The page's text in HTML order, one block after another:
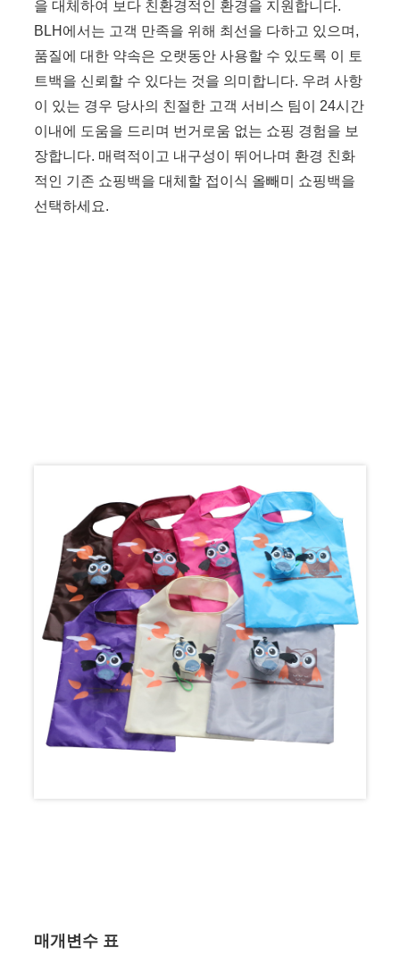
을 대체하여 보다 친환경적인 환경을 지원합니다.
BLH에서는 고객 만족을 위해 최선을 다하고 있으며,
품질에 대한 약속은 오랫동안 사용할 수 있도록 이 토
트백을 신뢰할 수 있다는 것을 의미합니다. 우려 사항
이 있는 경우 당사의 친절한 고객 서비스 팀이 24시간
이내에 도움을 드리며 번거로움 없는 쇼핑 경험을 보
장합니다. 매력적이고 내구성이 뛰어나며 환경 친화
적인 기존 쇼핑백을 대체할 접이식 올빼미 쇼핑백을
선택하세요.
매개변수 표